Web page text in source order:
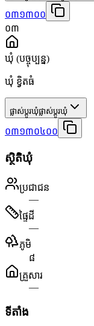
០៣១៣០០
០៣
ឃុំ (បច្ចុប្បន្ន)
ឃុំ ខ្វិតធំ
ផ្លាស់ប្តូរឃុំផ្លាស់ប្តូរឃុំ
០៣១៣០៤០០
ស្ថិតិឃុំ
ប្រជាជន
—
ផ្ទៃដី
—
ភូមិ
៨
គ្រួសារ
—
ទីតាំង